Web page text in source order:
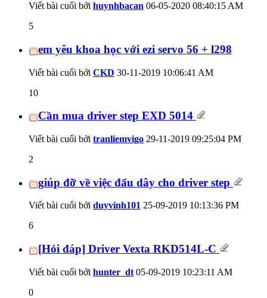
Viết bài cuối bởi huynhbacan 06-05-2020 08:40:15 AM
5
em yêu khoa học với ezi servo 56 + l298
Viết bài cuối bởi CKD 30-11-2019 10:06:41 AM
10
Cần mua driver step EXD 5014
Viết bài cuối bởi tranliemvigo 29-11-2019 09:25:04 PM
2
giúp đỡ về việc đấu dây cho driver step
Viết bài cuối bởi duyvinh101 25-09-2019 10:13:36 PM
6
[Hỏi đáp] Driver Vexta RKD514L-C
Viết bài cuối bởi hunter_dt 05-09-2019 10:23:11 AM
0